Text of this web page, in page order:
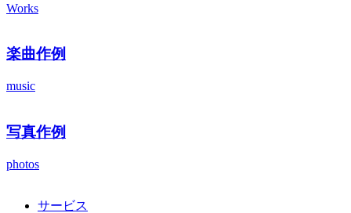
Works
楽曲作例
music
写真作例
photos
サービス